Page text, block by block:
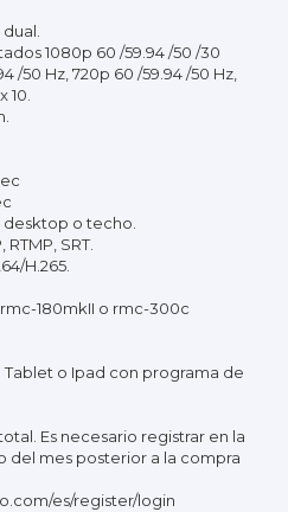
1080p 60 /59.94 /50 /30
/50 Hz, 720p 60 /59.94 /50 Hz,
o techo.
SRT.
H.265.
180mkII o rmc-300c
o Ipad con programa de
Es necesario registrar en la
mes posterior a la compra
es/register/login